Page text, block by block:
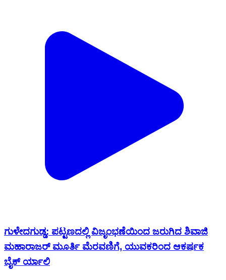
ಗುಳೇದಗುಡ್ಡ: ಪಟ್ಟಣದಲ್ಲಿ ವಿಜೃಂಭಣೆಯಿಂದ ಜರುಗಿದ ಶಿವಾಜಿ
ಮಹಾರಾಜರ್ ಮೂರ್ತಿ ಮೆರವಣಿಗೆ, ಯುವಕರಿಂದ ಆಕರ್ಷಕ
ಬೈಕ್ ರ್ಯಾಲಿ